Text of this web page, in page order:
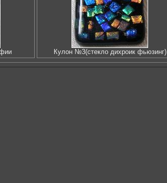
Кулон №3(стекло дихроик фьюзинг)